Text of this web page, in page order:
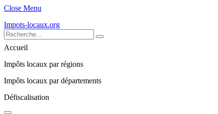
Close Menu
Impots-locaux.org
Accueil
Impôts locaux par régions
Impôts locaux par départements
Défiscalisation